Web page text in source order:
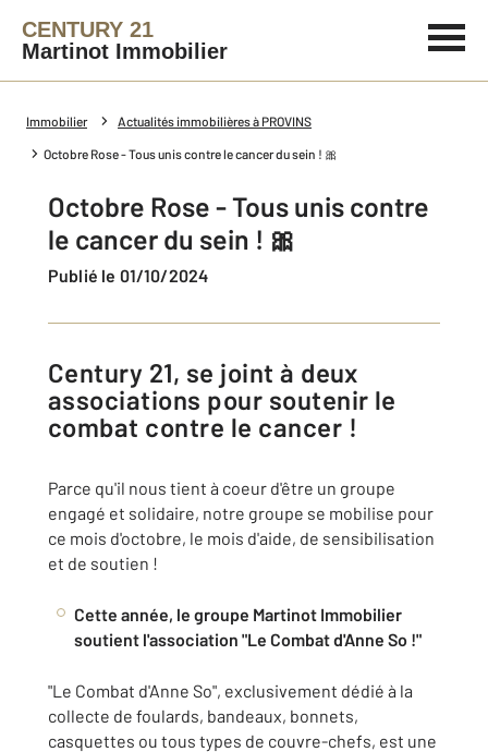
CENTURY 21
Martinot Immobilier
Immobilier Actualités immobilières à PROVINS
Octobre Rose - Tous unis contre le cancer du sein ! 🎀
Octobre Rose - Tous unis contre
le cancer du sein ! 🎀
Publié le 01/10/2024
Century 21, se joint à deux
associations pour soutenir le
combat contre le cancer !
Parce qu'il nous tient à coeur d'être un groupe
engagé et solidaire, notre groupe se mobilise pour
ce mois d'octobre, le mois d'aide, de sensibilisation
et de soutien !
Cette année, le groupe Martinot Immobilier
soutient l'association "Le Combat d'Anne So !"
"Le Combat d'Anne So", exclusivement dédié à la
collecte de foulards, bandeaux, bonnets,
casquettes ou tous types de couvre-chefs, est une